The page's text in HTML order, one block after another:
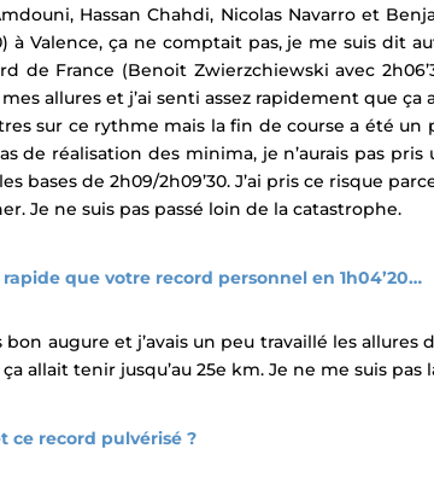
Hassan Chahdi, Nicolas Navarro et
à Valence, ça ne comptait pas, je me suis
de France (Benoit Zwierzchiewski avec
allures et j’ai senti assez rapidement que
sur ce rythme mais la fin de course a été un
de réalisation des minima, je n’aurais pas pris
bases de 2h09/2h09’30. J’ai pris ce risque
Je ne suis pas passé loin de la catastrophe.
rapide que votre record personnel en 1h04’20…
augure et j’avais un peu travaillé les
allait tenir jusqu’au 25e km. Je ne me suis pas
ce record pulvérisé ?